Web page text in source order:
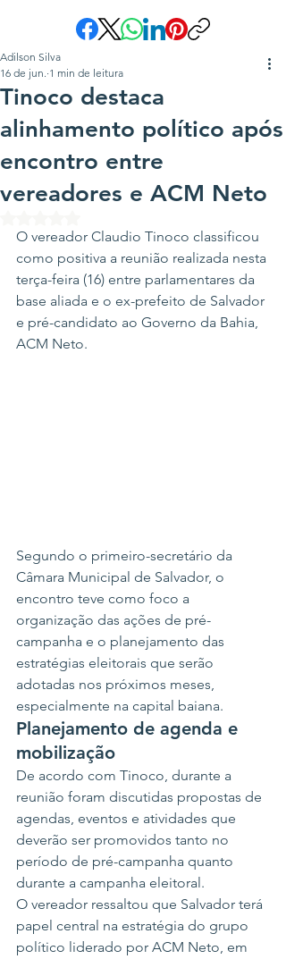
Tinoco destaca
alinhamento político após
encontro entre
vereadores e ACM Neto
Adilson Silva
16 de jun. 1 min de leitura
O vereador Claudio Tinoco classificou
como positiva a reunião realizada nesta
terça-feira (16) entre parlamentares da
base aliada e o ex-prefeito de Salvador
e pré-candidato ao Governo da Bahia,
ACM Neto.
Segundo o primeiro-secretário da
Câmara Municipal de Salvador, o
encontro teve como foco a
organização das ações de pré-
campanha e o planejamento das
estratégias eleitorais que serão
adotadas nos próximos meses,
especialmente na capital baiana.
Planejamento de agenda e
mobilização
De acordo com Tinoco, durante a
reunião foram discutidas propostas de
agendas, eventos e atividades que
deverão ser promovidos tanto no
período de pré-campanha quanto
durante a campanha eleitoral.
O vereador ressaltou que Salvador terá
papel central na estratégia do grupo
político liderado por ACM Neto, em